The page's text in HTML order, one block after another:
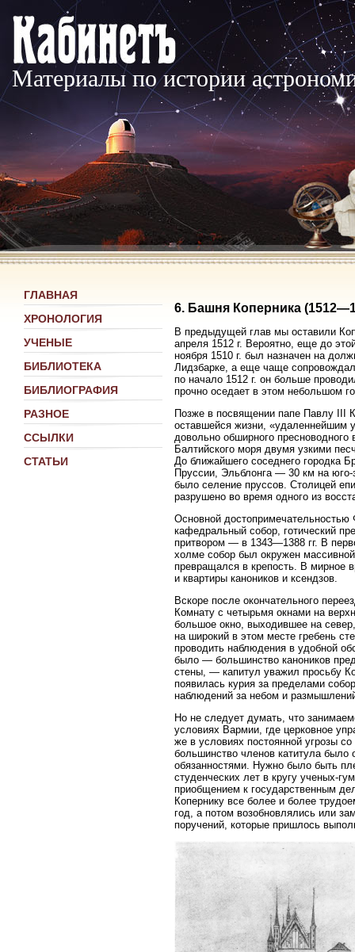
Материалы по истории
ГЛАВНАЯ
ХРОНОЛОГИЯ
УЧЕНЫЕ
БИБЛИОТЕКА
БИБЛИОГРАФИЯ
РАЗНОЕ
ССЫЛКИ
СТАТЬИ
6. Башня Коперника
В предыдущей глав мы оставили
апреля 1512 г. Вероятно, еще до
ноября 1510 г. был назначен на
Лидзбарке, а еще чаще сопровождал
по начало 1512 г. он больше
прочно оседает в этом небольшом
Позже в посвящении папе Павлу III
оставшейся жизни, «удаленнейшим
довольно обширного
Балтийского моря двумя узкими
До ближайшего соседнего городка
Пруссии, Эльблонга — 30 км на
было селение пруссов. Столицей
разрушено во время одного из
Основной
кафедральный собор, готический
притвором — в 1343—1388 гг. В
холме собор был окружен
превращался в крепость. В мирное
и квартиры каноников и ксендзов.
Вскоре после окончательного
Комнату с четырьмя окнами на
большое окно, выходившее на
на широкий в этом месте гребень
проводить наблюдения в удобной
было — большинство каноников
стены, — капитул уважил просьбу
появилась курия за пределами
наблюдений за небом и
Но не следует думать, что
условиях Вармии, где церковное
же в условиях постоянной угрозы
большинство членов катитула
обязанностями. Нужно было быть
студенческих лет в кругу ученых-
приобщением к государственным
Копернику все более и более
год, а потом возобновлялись или
поручений, которые пришлось